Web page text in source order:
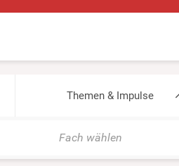
Themen & Impulse
Fach wählen